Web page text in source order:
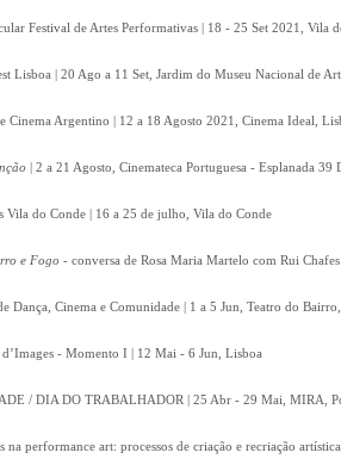
Festival de Artes Performativas | 18 - 25 Set 2021, Vila
Lisboa | 20 Ago a 11 Set, Jardim do Museu Nacional de
Cinema Argentino | 12 a 18 Agosto 2021, Cinema Ideal,
| 2 a 21 Agosto, Cinemateca Portuguesa - Esplanada 39
Vila do Conde | 16 a 25 de julho, Vila do Conde
e Fogo - conversa de Rosa Maria Martelo com Rui
Dança, Cinema e Comunidade | 1 a 5 Jun, Teatro do
d’Images - Momento I | 12 Mai - 6 Jun, Lisboa
/ DIA DO TRABALHADOR | 25 Abr - 29 Mai, MIRA,
na performance art: processos de criação e recriação